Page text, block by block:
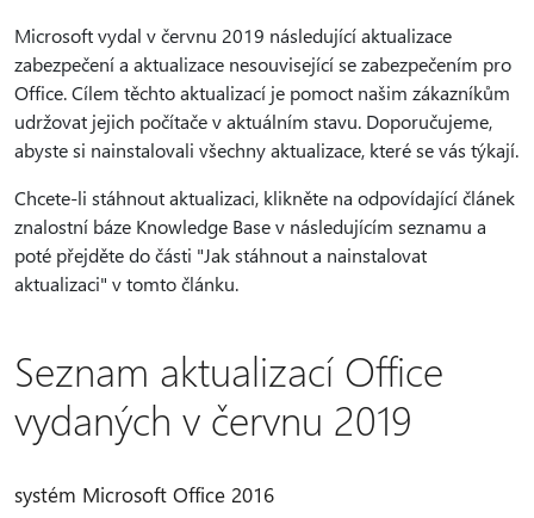
Microsoft vydal v červnu 2019 následující aktualizace
zabezpečení a aktualizace nesouvisející se zabezpečením pro
Office. Cílem těchto aktualizací je pomoct našim zákazníkům
udržovat jejich počítače v aktuálním stavu. Doporučujeme,
abyste si nainstalovali všechny aktualizace, které se vás týkají.
Chcete-li stáhnout aktualizaci, klikněte na odpovídající článek
znalostní báze Knowledge Base v následujícím seznamu a
poté přejděte do části "Jak stáhnout a nainstalovat
aktualizaci" v tomto článku.
Seznam aktualizací Office
vydaných v červnu 2019
systém Microsoft Office 2016